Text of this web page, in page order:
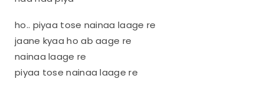
ho.. piyaa tose nainaa laage re
jaane kyaa ho ab aage re
nainaa laage re
piyaa tose nainaa laage re